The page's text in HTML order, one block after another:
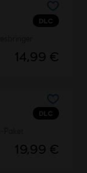
DLC
14,99 €
DLC
19,99 €